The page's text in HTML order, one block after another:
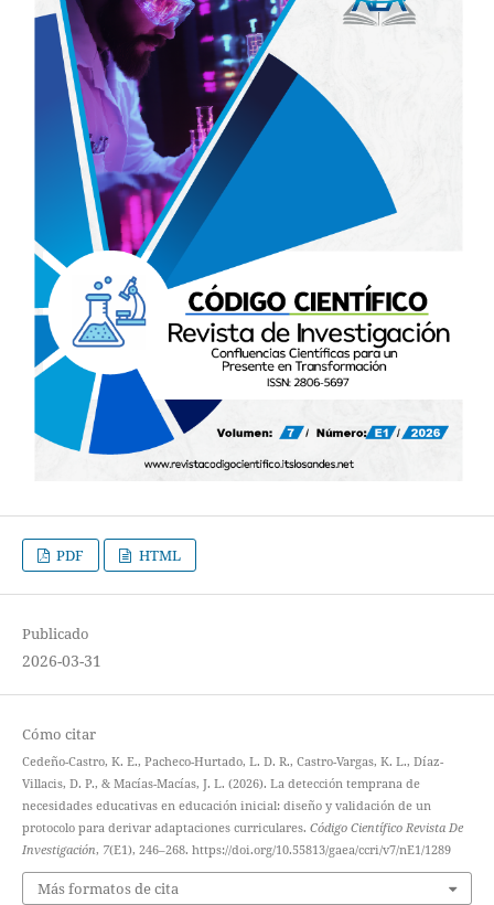
PDF HTML
Publicado
2026-03-31
Cómo citar
Cedeño-Castro, K. E., Pacheco-Hurtado, L. D. R., Castro-Vargas, K. L., Díaz-
Villacis, D. P., & Macías-Macías, J. L. (2026). La detección temprana de
necesidades educativas en educación inicial: diseño y validación de un
protocolo para derivar adaptaciones curriculares. Código Científico Revista De
Investigación, 7(E1), 246–268. https://doi.org/10.55813/gaea/ccri/v7/nE1/1289
Más formatos de cita